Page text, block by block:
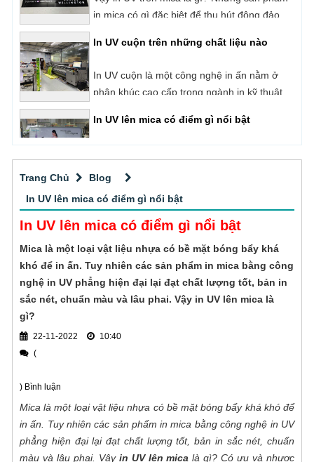
phân khúc cao cấp trong ngành in kỹ thuật
sấy khô mực ngay lập tức bằng đèn UV.
Những sản phẩm của công nghệ in UV luôn
thẩm mỹ cũng như độ bền của sản phẩm.
In UV lên mica có điểm gì nổi bật
bóng bẩy khá khó để in ấn. Tuy nhiên các
sắc nét, chuẩn màu và lâu phai. Vậy in UV
Quy trình dịch vụ Cắt CNC gỗ tphcm
Quý khách hàng đang tìm kiếm đơn vị
nhận cắt CNC gỗ tphcm uy tín - giá tốt? Sài
nghiệm gia công cắt CNC chuyên nghiệp,
chính xác với vật liệu vô cùng đa dạng cho
khách hàng tại TPHCM.
Thi công các loại biển quảng cáo tấm lớn
Quảng cáo ngoài trời hiện đang là một hình
nghiệp, uy tín, giá tốt
Thi công bảng hiệu alu phổ biến
Nếu bạn cũng muốn tìm hiểu thêm về dịch
Công ty Quảng cáo Sài Gòn CPA
chuyên thiết kế thi công bảng hiệu quảng
cáo cho mọi khách hàng trên toàn quốc. Sản
Thi công biển quảng cáo alu tại sao
Trang Chủ
Blog
In UV lên mica có điểm gì nổi bật
In UV lên mica có điểm gì nổi bật
Mica là một loại vật liệu nhựa có bề mặt bóng bẩy khá
khó để in ấn. Tuy nhiên các sản phẩm in mica bằng công
nghệ in UV phẳng hiện đại lại đạt chất lượng tốt, bản in
sắc nét, chuẩn màu và lâu phai. Vậy in UV lên mica là
gì?
22-11-2022
10:40
(
) Bình luận
Mica là một loại vật liệu nhựa có bề mặt bóng bẩy khá khó để
in ấn. Tuy nhiên các sản phẩm in mica bằng công nghệ in UV
phẳng hiện đại lại đạt chất lượng tốt, bản in sắc nét, chuẩn
màu và lâu phai. Vậy in UV lên mica là gì? Có ưu và nhược